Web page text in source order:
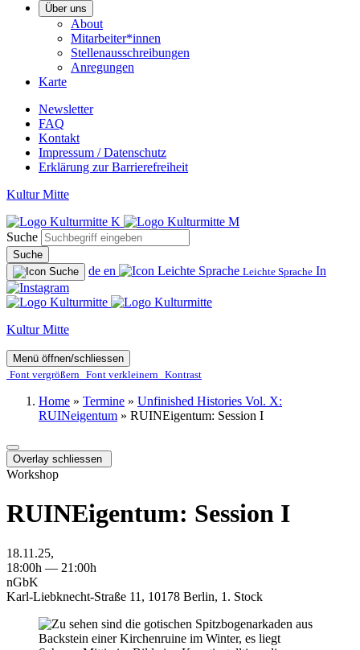
Über uns
About
Mitarbeiter*innen
Stellenausschreibungen
Anregungen
Karte
Newsletter
FAQ
Kontakt
Impressum / Datenschutz
Erklärung zur Barrierefreiheit
Kultur Mitte
Suche
Suche
de en Leichte Sprache In
Kultur Mitte
Menü öffnen/schliessen
Font ver­­größern Font ver­­kleinern Kontrast
Home » Termine » Unfinished Histories Vol. X:
RUINeigentum » RUINEigentum: Session I
Overlay schliessen
Workshop
RUINEigentum: Session I
18.11.25,
18:00h — 21:00h
nGbK
Karl-Liebknecht-Straße 11, 10178 Berlin, 1. Stock